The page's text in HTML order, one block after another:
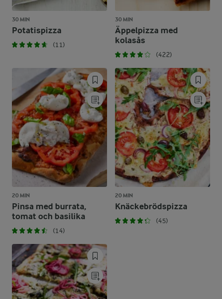
30 MIN
Potatispizza
(11)
30 MIN
Äppelpizza med
kolasås
(422)
20 MIN
Pinsa med burrata,
tomat och basilika
(14)
20 MIN
Knäckebrödspizza
(45)